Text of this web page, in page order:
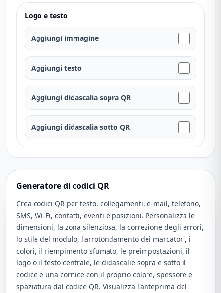
Logo e testo
Aggiungi immagine
Aggiungi testo
Aggiungi didascalia sopra QR
Aggiungi didascalia sotto QR
Generatore di codici QR
Crea codici QR per testo, collegamenti, e-mail, telefono,
SMS, Wi-Fi, contatti, eventi e posizioni. Personalizza le
dimensioni, la zona silenziosa, la correzione degli errori,
lo stile del modulo, l'arrotondamento dei marcatori, i
colori, il riempimento sfumato, le preimpostazioni, il
logo o il testo centrale, le didascalie sopra e sotto il
codice e una cornice con il proprio colore, spessore e
spaziatura dal codice QR. Visualizza l'anteprima del